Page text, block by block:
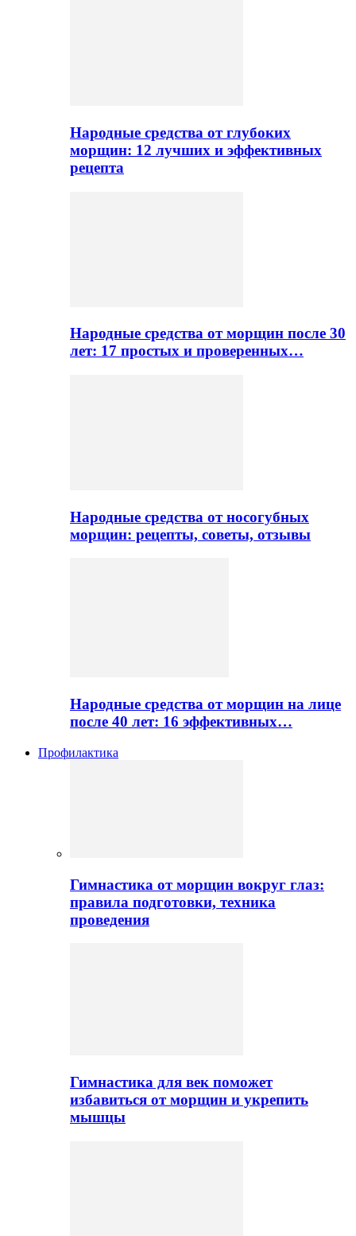
Народные средства от глубоких
морщин: 12 лучших и эффективных
рецепта
Народные средства от морщин после 30
лет: 17 простых и проверенных…
Народные средства от носогубных
морщин: рецепты, советы, отзывы
Народные средства от морщин на лице
после 40 лет: 16 эффективных…
Профилактика
Гимнастика от морщин вокруг глаз:
правила подготовки, техника
проведения
Гимнастика для век поможет
избавиться от морщин и укрепить
мышцы